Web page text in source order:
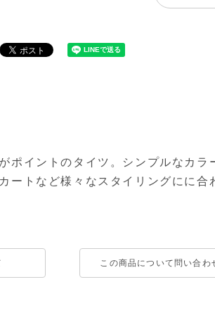
ポイントのタイツ。シンプルなカラ
ートなど様々なスタイリングにに合
この商品について問い合わ